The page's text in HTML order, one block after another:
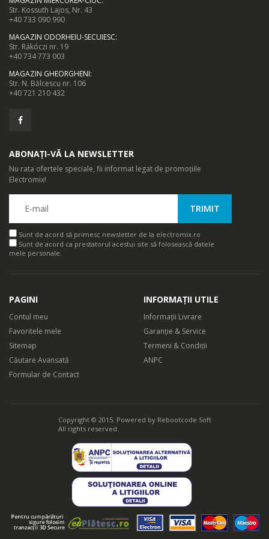
Compresorul inverter regleaza continuu viteza si o mentine in
functie de necesitatile reale de racire sau incalzire ale incaperii.
Datorita acestei tehnologii, vei beneficia de temperaturile dorite
si de un consum de energie electrica redus.
Str. Kossuth Lajos, Nr. 43
+40 733 090 990
MAGAZIN ODORHEIU-SECUIESC:
Str. Rákóczi nr. 19
+40 734 773 003
MAGAZIN GHEORGHENI:
Str. N. Bălcescu nr. 106
+40 721 210 432
ABONAȚI-VĂ LA NEWSLETTER
Nu rata ofertele speciale, fii informat legat de promoțiile
Electromix!
Sunt de acord să primesc newsletter de la electromix.ro
Sunt de acord ca prestatorul acestui site să folosească datele
mele personale.
PAGINI
Contul meu
Favoritele mele
Sitemap
Căutare Avansată
Formular de Contact
INFORMAȚII UTILE
Informații Livrare
Garanție & Service
Termeni & Condiții
ANPC
Copyright © 2015. Powered by Rebootcode Soft
All rights reserved.